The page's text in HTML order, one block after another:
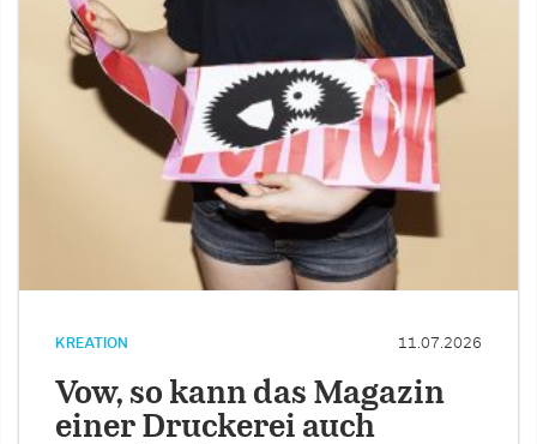
KREATION 11.07.2026
Vow, so kann das Magazin
einer Druckerei auch